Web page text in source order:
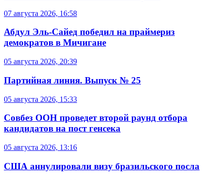
07 августа 2026, 16:58
Абдул Эль-Сайед победил на праймериз
демократов в Мичигане
05 августа 2026, 20:39
Партийная линия. Выпуск № 25
05 августа 2026, 15:33
Совбез ООН проведет второй раунд отбора
кандидатов на пост генсека
05 августа 2026, 13:16
США аннулировали визу бразильского посла